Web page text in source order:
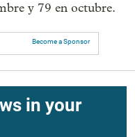
y 79 en octubre.
Become a Sponsor
in your